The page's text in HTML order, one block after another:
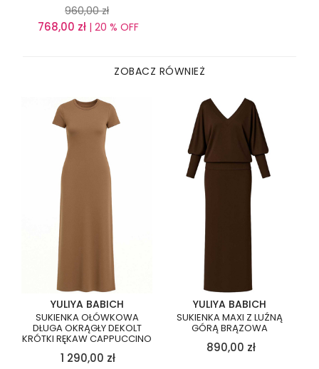
960,00 zł
768,00 zł| 20 % OFF
ZOBACZ RÓWNIEŻ
YULIYA BABICH
SUKIENKA OŁÓWKOWA
DŁUGA OKRĄGŁY DEKOLT
KRÓTKI RĘKAW CAPPUCCINO
1 290,00 zł
YULIYA BABICH
SUKIENKA MAXI Z LUŹNĄ
GÓRĄ BRĄZOWA
890,00 zł